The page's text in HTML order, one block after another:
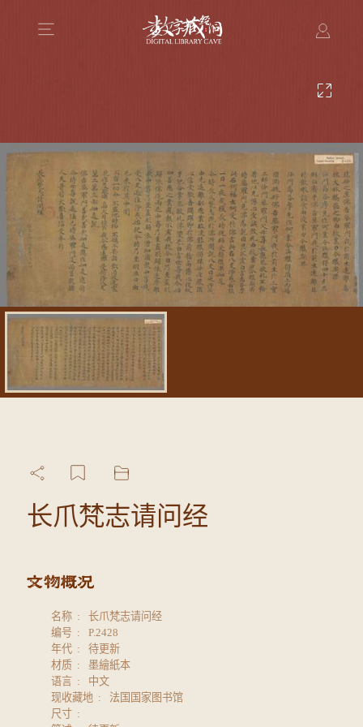
长爪梵志请问经
名称
长爪梵志请问经
编号
P.2428
年代
待更新
材质
墨繪紙本
语言
中文
现收藏地
法国国家图书馆
尺寸